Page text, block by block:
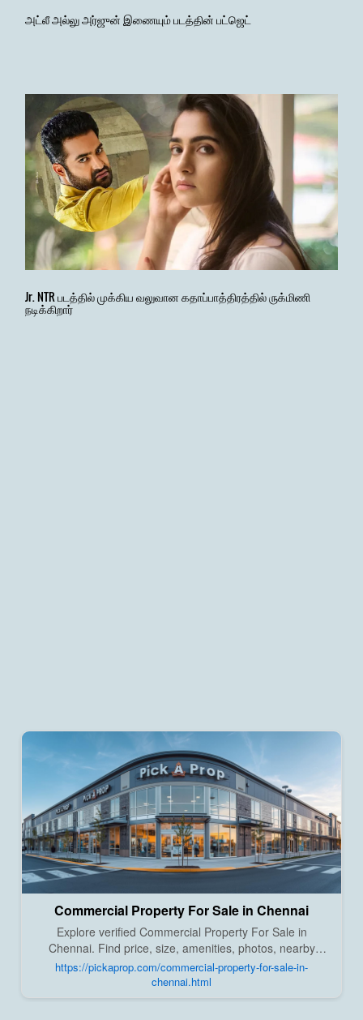
அட்லீ அல்லு அர்ஜுன் இணையும் படத்தின் பட்ஜெட்
Jr. NTR படத்தில் முக்கிய வலுவான கதாப்பாத்திரத்தில் ருக்மிணி
நடிக்கிறார்
Commercial Property For Sale in Chennai
Explore verified Commercial Property For Sale in
Chennai. Find price, size, amenities, photos, nearby
landmarks, and details from trusted builders, agents, and
owners on Pick A Prop;
https://pickaprop.com/commercial-property-for-sale-in-
chennai.html